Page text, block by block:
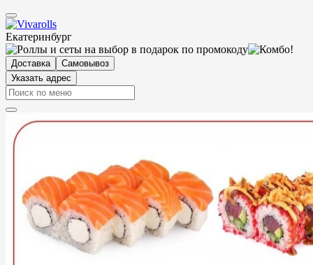
Екатеринбург
Доставка
Самовывоз
Указать адрес